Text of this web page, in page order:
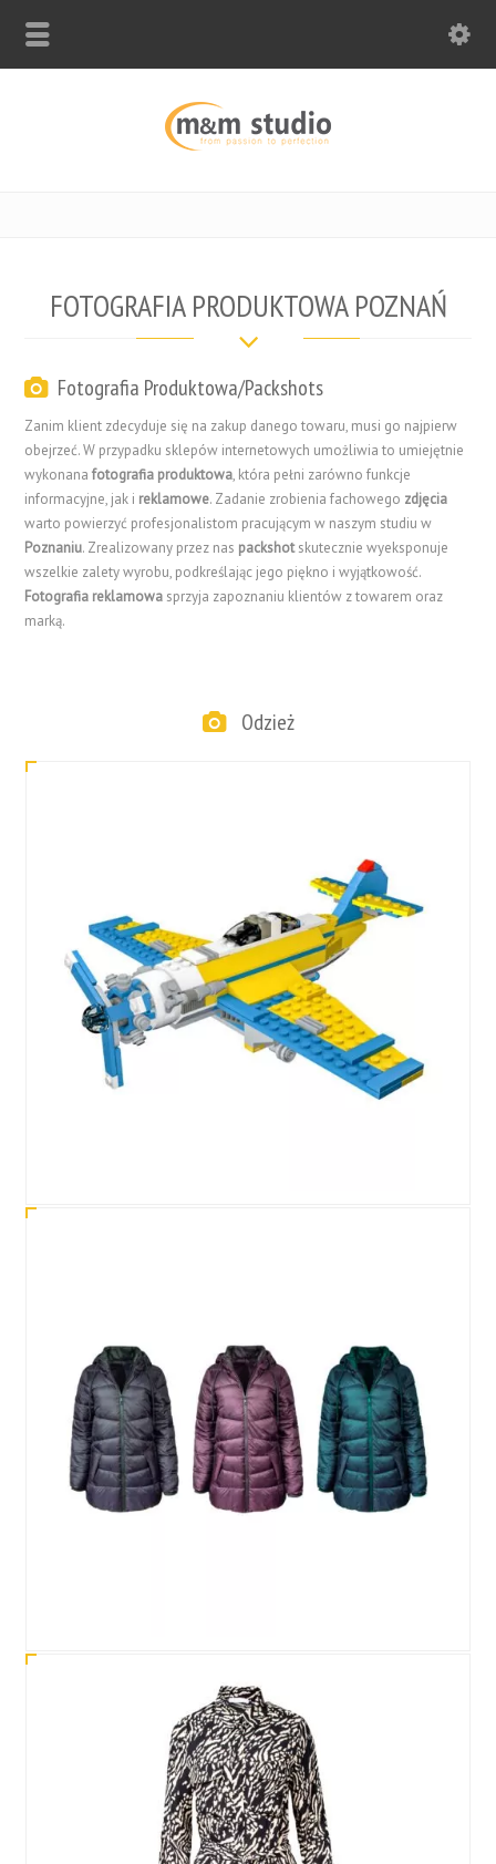
FOTOGRAFIA PRODUKTOWA POZNAŃ
Fotografia Produktowa/Packshots
Zanim klient zdecyduje się na zakup danego towaru, musi go najpierw
obejrzeć. W przypadku sklepów internetowych umożliwia to umiejętnie
wykonanafotografia produktowa, która pełni zarówno funkcje
informacyjne, jak i reklamowe. Zadanie zrobienia fachowego zdjęcia
warto powierzyć profesjonalistom pracującym w naszym studiu w
Poznaniu. Zrealizowany przez nas packshotskutecznie wyeksponuje
wszelkie zalety wyrobu, podkreślając jego piękno i wyjątkowość.
Fotografia reklamowa sprzyja zapoznaniu klientów z towarem oraz
marką.
Odzież